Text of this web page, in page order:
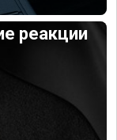
реакции